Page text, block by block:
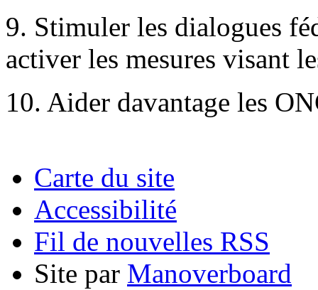
9. Stimuler les dialogues
activer les mesures visant
10. Aider davantage les
Carte du site
Accessibilité
Fil de nouvelles RSS
Site par Manoverboard